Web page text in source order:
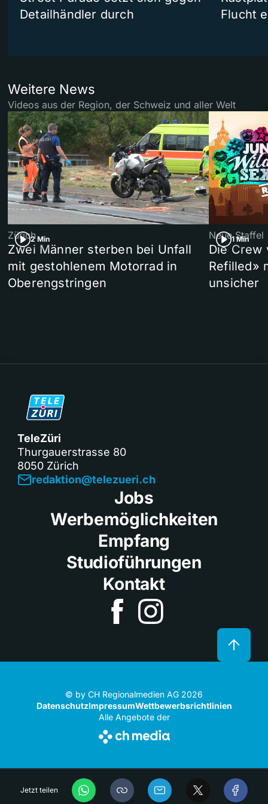
Jetzt teilen
Detailhändler durch
Flucht
Weitere News
Videos aus der Region, der Schweiz und aller Welt
2 Min
Zürich
Zwei Männer sterben bei Unfall
mit gestohlenem Motorrad in
Oberengstringen
1 Min
Neue Staffel
Die Crew
Refilled»
unsicher
TeleZüri
Thurgauerstrasse 80
8050 Zürich
redaktion@telezueri.ch
Jobs
Werbemöglichkeiten
Empfang
Studioführungen
Kontakt
© by CH Regionalmedien AG 2026
DatenschutzImpressumWettbewerbsrichtlinien
Alle Angebote der